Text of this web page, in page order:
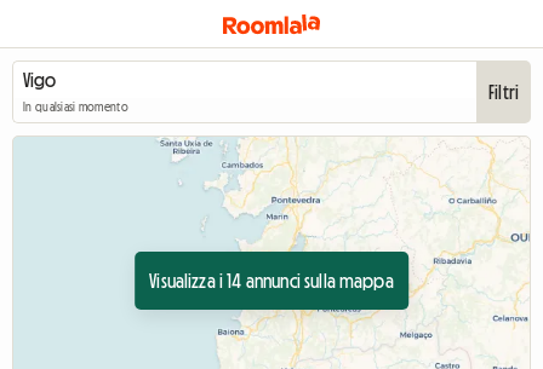
In qualsiasi momento
Filtri
Visualizza i 14 annunci sulla mappa